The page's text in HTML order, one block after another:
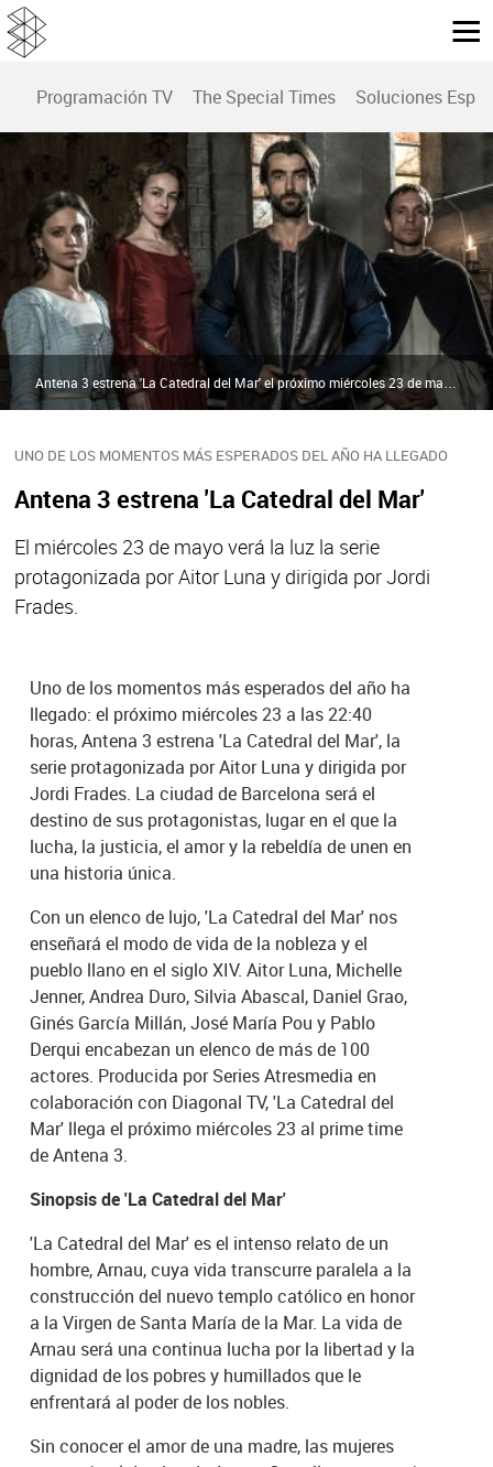
Programación TV The Special Times Soluciones
UNO DE LOS MOMENTOS MÁS ESPERADOS DEL AÑO HA LLEGADO
Antena 3 estrena 'La Catedral del Mar'
El miércoles 23 de mayo verá la luz la serie
protagonizada por Aitor Luna y dirigida por Jordi
Frades.
Uno de los momentos más esperados del año ha
llegado: el próximo miércoles 23 a las 22:40
horas, Antena 3 estrena 'La Catedral del Mar', la
serie protagonizada por Aitor Luna y dirigida por
Jordi Frades. La ciudad de Barcelona será el
destino de sus protagonistas, lugar en el que la
lucha, la justicia, el amor y la rebeldía de unen en
una historia única.
Con un elenco de lujo, 'La Catedral del Mar' nos
enseñará el modo de vida de la nobleza y el
pueblo llano en el siglo XIV. Aitor Luna, Michelle
Jenner, Andrea Duro, Silvia Abascal, Daniel Grao,
Ginés García Millán, José María Pou y Pablo
Derqui encabezan un elenco de más de 100
actores. Producida por Series Atresmedia en
colaboración con Diagonal TV, 'La Catedral del
Mar' llega el próximo miércoles 23 al prime time
de Antena 3.
Sinopsis de 'La Catedral del Mar'
'La Catedral del Mar' es el intenso relato de un
hombre, Arnau, cuya vida transcurre paralela a la
construcción del nuevo templo católico en honor
a la Virgen de Santa María de la Mar. La vida de
Arnau será una continua lucha por la libertad y la
dignidad de los pobres y humillados que le
enfrentará al poder de los nobles.
Sin conocer el amor de una madre, las mujeres